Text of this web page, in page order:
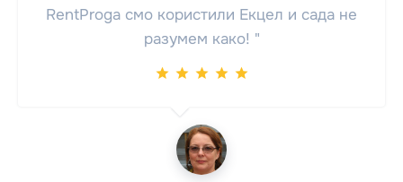
RentProgа смо користили Екцел и сада не
разумем како! "